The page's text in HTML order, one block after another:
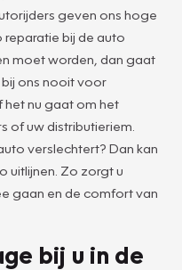
geven ons hoge
reparatie bij de auto
moet worden, dan gaat
ons nooit voor
nu gaat om het
of uw distributieriem.
verslechtert? Dan kan
uitlijnen. Zo zorgt u
gaan en de comfort van
bij u in de